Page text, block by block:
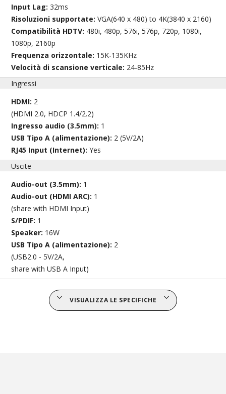
Input Lag:32ms
Risoluzioni supportate:VGA(640 x 480) to 4K(3840 x 2160)
Compatibilità HDTV: 480i, 480p, 576i, 576p, 720p, 1080i,
1080p, 2160p
Frequenza orizzontale: 15K-135KHz
Velocità di scansione verticale: 24-85Hz
Ingressi
HDMI: 2
(HDMI 2.0, HDCP 1.4/2.2)
Ingresso audio (3.5mm): 1
USB Tipo A (alimentazione): 2 (5V/2A)
RJ45 Input (Internet):Yes
Uscite
Audio-out (3.5mm): 1
Audio-out (HDMI ARC): 1
(share with HDMI Input)
S/PDIF: 1
Speaker: 16W
USB Tipo A (alimentazione): 2
(USB2.0 - 5V/2A,
share with USB A Input)
VISUALIZZA LE SPECIFICHE